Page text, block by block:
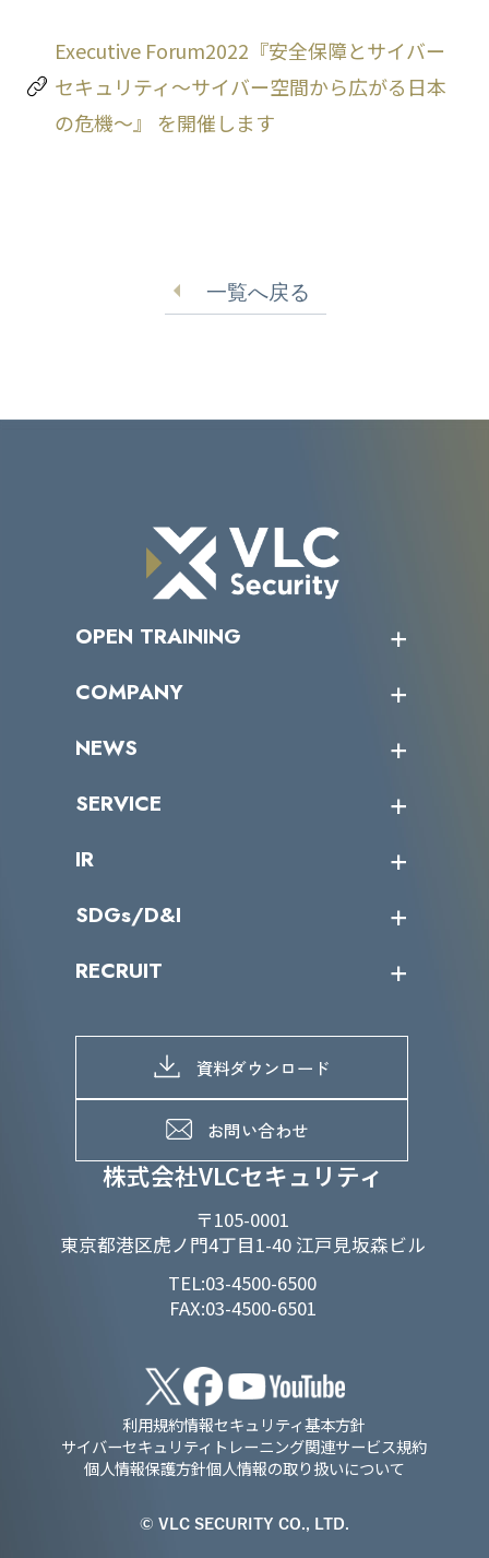
Executive Forum2022『安全保障とサイバー
セキュリティ〜サイバー空間から広がる日本
の危機〜』 を開催します
一覧へ戻る
株式会社VLCセキュリティ
〒105-0001
東京都港区虎ノ門4丁目1-40 江戸見坂森ビル
TEL:03-4500-6500
FAX:03-4500-6501
OPEN TRAINING
受講者の声
COMPANY
トップメッセージ
ミッション／ビジョン
パートナー企業一覧
NEWS
サイバーニュース
SERVICE
カテゴリー別サービス一覧
IR
IRカレンダー
IRライブラリー
よくあるご質問
SDGs/D&I
当グループのマテリアリティ
SDGs推進体制
D&Iの取り組み
RECRUIT
募集職種一覧
メッセージ
メンバーインタビュー
資料ダウンロード
お問い合わせ
利用規約情報セキュリティ基本方針
サイバーセキュリティトレーニング関連サービス規約
個人情報保護方針個人情報の取り扱いについて
© VLC SECURITY CO., LTD.